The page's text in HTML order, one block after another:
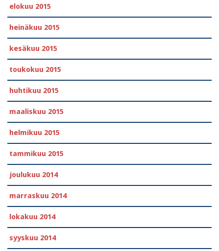
elokuu 2015
heinäkuu 2015
kesäkuu 2015
toukokuu 2015
huhtikuu 2015
maaliskuu 2015
helmikuu 2015
tammikuu 2015
joulukuu 2014
marraskuu 2014
lokakuu 2014
syyskuu 2014